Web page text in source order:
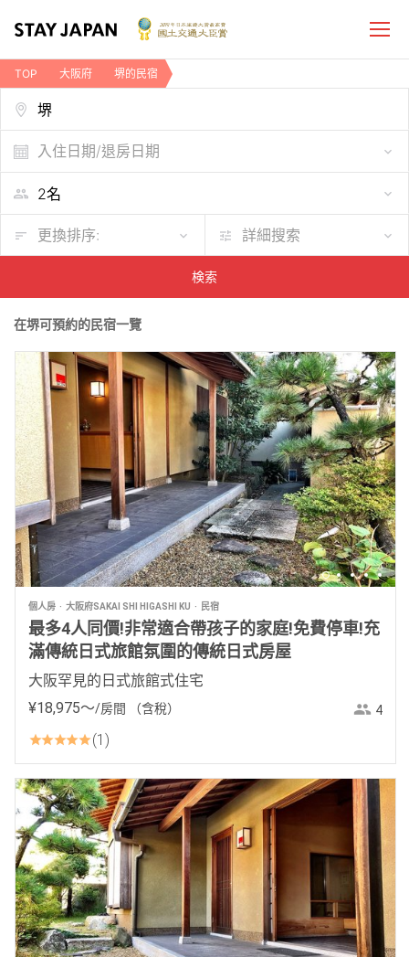
TOP 大阪府 堺的民宿
入住日期/退房日期
更換排序: 詳細搜索
検索
在堺可預約的民宿一覽
個人房 大阪府SAKAI SHI HIGASHI KU 民宿
最多4人同價!非常適合帶孩子的家庭!免費停車!充
滿傳統日式旅館氛圍的傳統日式房屋
大阪罕見的日式旅館式住宅
¥18,975〜/房間 （含稅） 4
1